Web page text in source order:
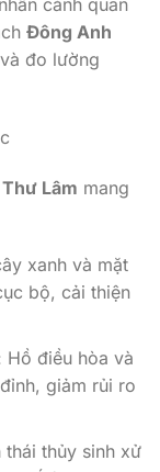
cảnh quan
Đông Anh
đo lường
Lâm mang
xanh và mặt
bộ, cải thiện
Hồ điều hòa và
giảm rủi ro
thủy sinh xử